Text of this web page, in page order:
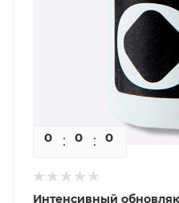
0 0 0 0
Интенсивный